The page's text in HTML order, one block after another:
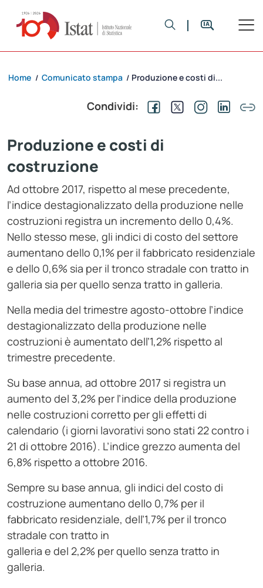
Home / Comunicato stampa / Produzione e costi di...
Condividi:
Produzione e costi di
costruzione
Ad ottobre 2017, rispetto al mese precedente,
l’indice destagionalizzato della produzione nelle
costruzioni registra un incremento dello 0,4%.
Nello stesso mese, gli indici di costo del settore
aumentano dello 0,1% per il fabbricato residenziale
e dello 0,6% sia per il tronco stradale con tratto in
galleria sia per quello senza tratto in galleria.
Nella media del trimestre agosto-ottobre l’indice
destagionalizzato della produzione nelle
costruzioni è aumentato dell’1,2% rispetto al
trimestre precedente.
Su base annua, ad ottobre 2017 si registra un
aumento del 3,2% per l’indice della produzione
nelle costruzioni corretto per gli effetti di
calendario (i giorni lavorativi sono stati 22 contro i
21 di ottobre 2016). L’indice grezzo aumenta del
6,8% rispetto a ottobre 2016.
Sempre su base annua, gli indici del costo di
costruzione aumentano dello 0,7% per il
fabbricato residenziale, dell’1,7% per il tronco
stradale con tratto in
galleria e del 2,2% per quello senza tratto in
galleria.